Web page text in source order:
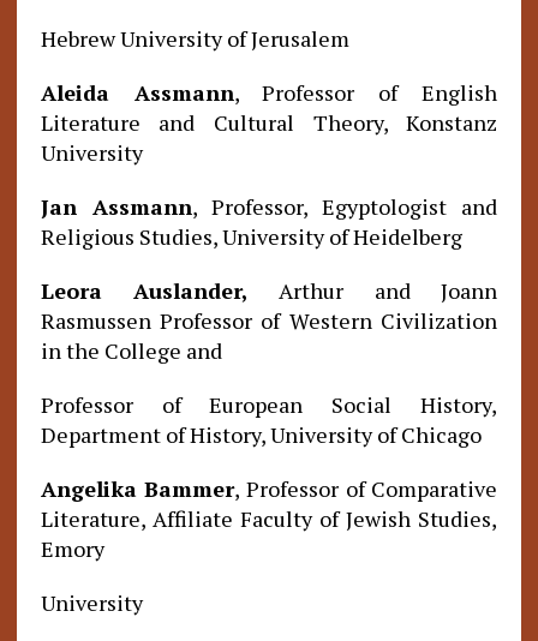
Hebrew University of Jerusalem
Aleida Assmann, Professor of English
Literature and Cultural Theory, Konstanz
University
Jan Assmann, Professor, Egyptologist and
Religious Studies, University of Heidelberg
Leora Auslander, Arthur and Joann
Rasmussen Professor of Western Civilization
in the College and
Professor of European Social History,
Department of History, University of Chicago
Angelika Bammer, Professor of Comparative
Literature, Affiliate Faculty of Jewish Studies,
Emory
University